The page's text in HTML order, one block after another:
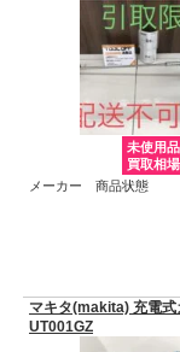
未使用品
買取相場
メーカー 商品状態
マキタ(makita) 充電式
UT001GZ